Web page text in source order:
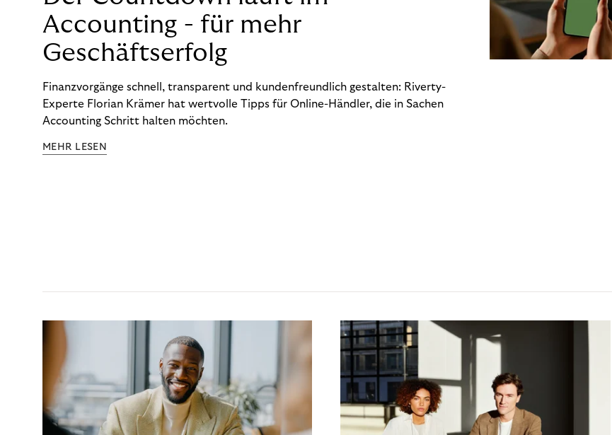
Accounting - für mehr
Geschäftserfolg
Finanzvorgänge schnell, transparent und kundenfreundlich gestalten: Riverty-
Experte Florian Krämer hat wertvolle Tipps für Online-Händler, die in Sachen
Accounting Schritt halten möchten.
MEHR LESEN